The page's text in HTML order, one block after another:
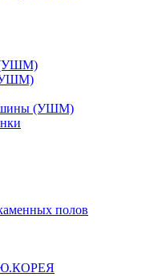
(УШМ)
(УШМ)
полов
Ю.КОРЕЯ